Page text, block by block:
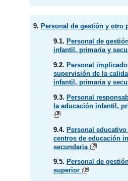
9. Personal de gestión y otro
9.1. Personal de
infantil, primaria y
9.2. Personal
supervisión de la
infantil, primaria y
9.3. Personal
la educación infantil,
9.4. Personal
centros de educación
secundaria
9.5. Personal de
superior